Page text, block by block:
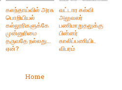
கலந்தாய்வில் அரசு
பொறியியல்
கல்லூரிகளுக்கே
முன்னுரிமை
தருவதே நல்லது...
ஏன்?
வட்டார கல்வி
அலுவலர்
பணிமாறுதலுக்கு
பின்னர்
காலிப்பணியிட
விபரம்
Home